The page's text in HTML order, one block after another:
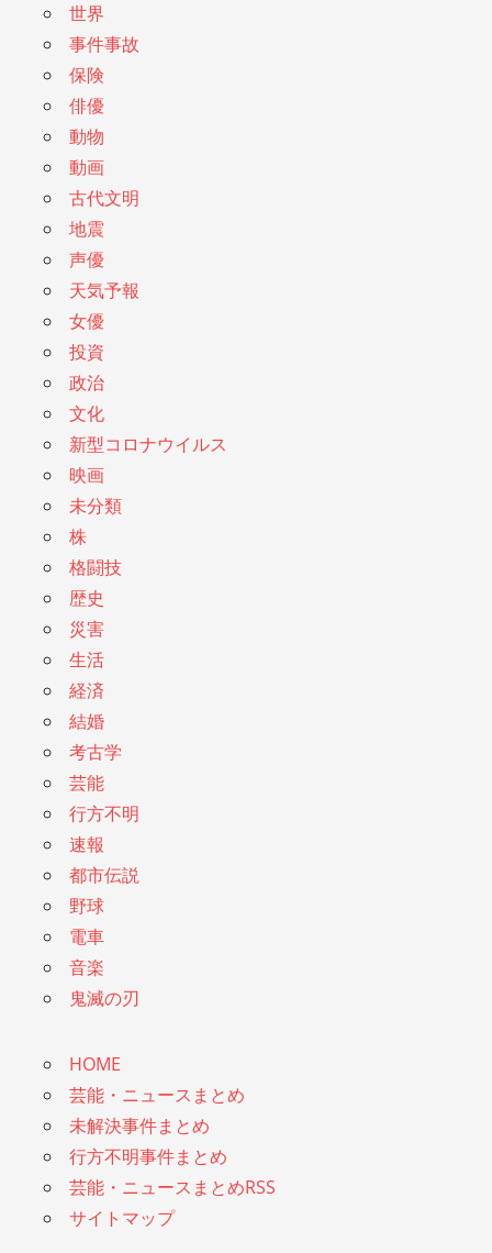
世界
事件事故
保険
俳優
動物
動画
古代文明
地震
声優
天気予報
女優
投資
政治
文化
新型コロナウイルス
映画
未分類
株
格闘技
歴史
災害
生活
経済
結婚
考古学
芸能
行方不明
速報
都市伝説
野球
電車
音楽
鬼滅の刃
HOME
芸能・ニュースまとめ
未解決事件まとめ
行方不明事件まとめ
芸能・ニュースまとめRSS
サイトマップ